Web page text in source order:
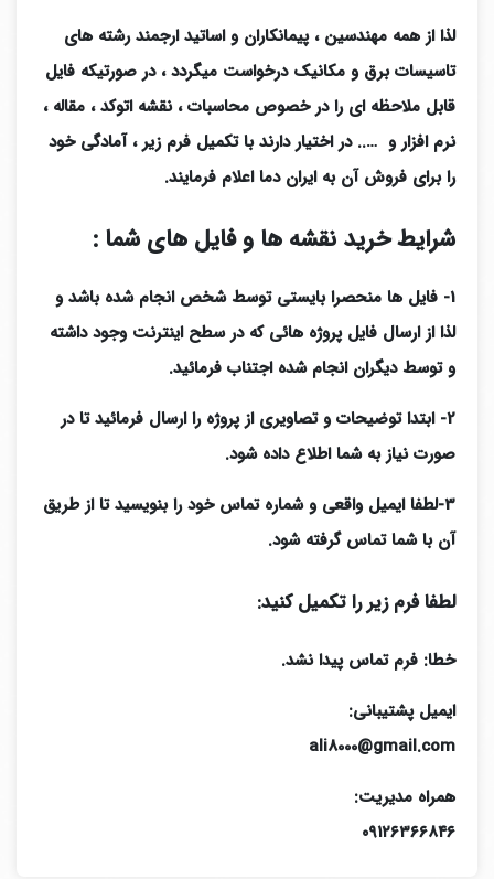
لذا از همه مهندسین ، پیمانکاران و اساتید ارجمند رشته های
تاسیسات برق و مکانیک درخواست میگردد ، در صورتیکه فایل
قابل ملاحظه ای را در خصوص محاسبات ، نقشه اتوکد ، مقاله ،
نرم افزار و ….. در اختیار دارند با تکمیل فرم زیر ، آمادگی خود
را برای فروش آن به ایران دما اعلام فرمایند.
شرایط خرید نقشه ها و فایل های شما :
1- فایل ها منحصرا بایستی توسط شخص انجام شده باشد و
لذا از ارسال فایل پروژه هائی که در سطح اینترنت وجود داشته
و توسط دیگران انجام شده اجتناب فرمائید.
2- ابتدا توضیحات و تصاویری از پروژه را ارسال فرمائید تا در
صورت نیاز به شما اطلاع داده شود.
3-لطفا ایمیل واقعی و شماره تماس خود را بنویسید تا از طریق
آن با شما تماس گرفته شود.
لطفا فرم زیر را تکمیل کنید:
خطا: فرم تماس پیدا نشد.
ایمیل پشتیبانی:
ali8000@gmail.com
همراه مدیریت:
۰۹۱۲۶۳۶۶۸۴۶